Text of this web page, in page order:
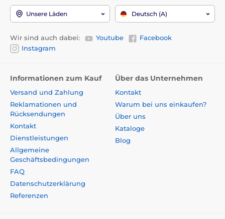
Unsere Läden Deutsch (A)
Wir sind auch dabei: Youtube
Facebook
Instagram
Informationen zum Kauf
Versand und Zahlung
Reklamationen und
Rücksendungen
Kontakt
Dienstleistungen
Allgemeine
Geschäftsbedingungen
FAQ
Datenschutzerklärung
Referenzen
Über das Unternehmen
Kontakt
Warum bei uns einkaufen?
Über uns
Kataloge
Blog